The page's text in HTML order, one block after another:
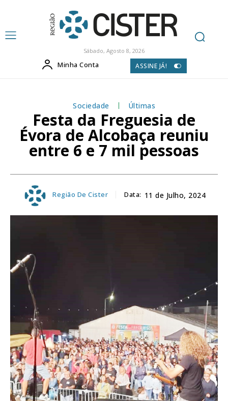
Sábado, Agosto 8, 2026
Minha Conta ASSINE JÁ!
Sociedade Últimas
Festa da Freguesia de
Évora de Alcobaça reuniu
entre 6 e 7 mil pessoas
Região De Cister Data: 11 de Julho, 2024